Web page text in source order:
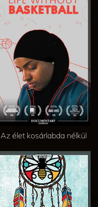
Az élet kosárlabda nélkül